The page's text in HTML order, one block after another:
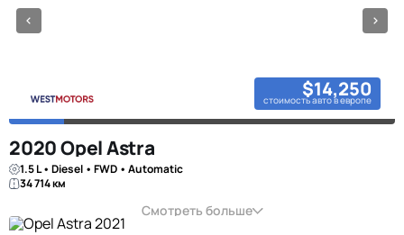
$14,250
стоимость авто в европе
2020 Opel Astra
1.5 L • Diesel • FWD • Automatic
34 714 км
Смотреть больше